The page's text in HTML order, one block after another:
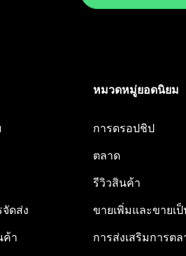
ดส่ง
ค้า
หมวดหมู่ยอดนิยม
การดรอปชิป
ตลาด
รีวิวสินค้า
ขายเพิ่มและขายเ
การส่งเสริมการต